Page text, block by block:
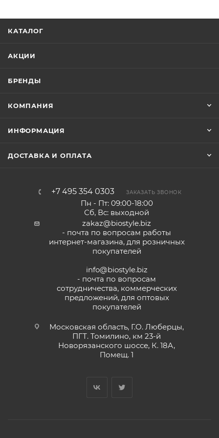
КАТАЛОГ
АКЦИИ
БРЕНДЫ
КОМПАНИЯ
ИНФОРМАЦИЯ
ДОСТАВКА И ОПЛАТА
+7 495 354 0303 ЗАКАЗАТЬ ЗВОНОК
Пн - Пт: 09:00-18:00
Сб, Вс: выходной
zakaz@biostyle.biz
- почта по вопросам работы
интернет-магазина, для розничных
покупателей
info@biostyle.biz
- почта по вопросам
сотрудничества, коммерческих
предложений, для оптовых
покупателей
Московская область, Г.О. Люберцы,
ПГТ. Томилино, км 23-й
Новорязанского шоссе, К. 18А,
Помещ. 1